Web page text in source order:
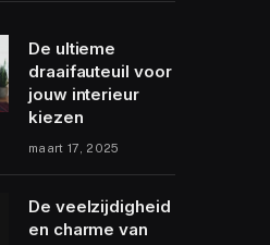
De ultieme
draaifauteuil voor
jouw interieur
kiezen
maart 17, 2025
De veelzijdigheid
en charme van